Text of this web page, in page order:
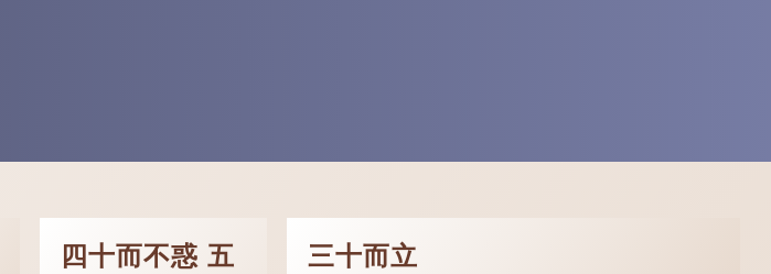
四十而不惑 五
三十而立